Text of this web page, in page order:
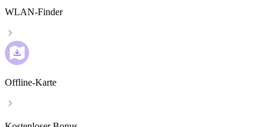
WLAN-Finder
Offline-Karte